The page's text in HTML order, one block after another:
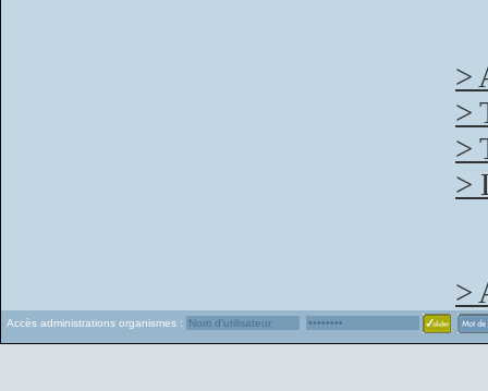
>
>
>
>
>
Accès administrations organismes :